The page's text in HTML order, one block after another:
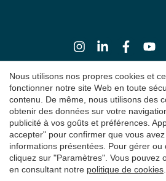
Copyright 2026 ©
Avis
Politique de
Politique de
Nous utilisons nos propres cookies et
fonctionner notre site Web en toute
contenu. De même, nous utilisons des
obtenir des données sur votre
publicité à vos goûts et préférences.
accepter" pour confirmer que vous
informations présentées. Pour gérer ou
cliquez sur "Paramètres". Vous pouvez
en consultant notre politique de cookies.